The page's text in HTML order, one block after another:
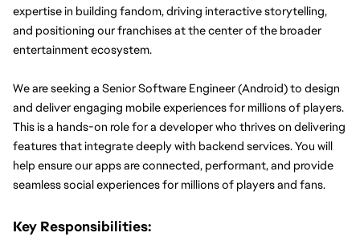
expertise in building fandom, driving interactive storytelling,
and positioning our franchises at the center of the broader
entertainment ecosystem.
We are seeking a Senior Software Engineer (Android) to design
and deliver engaging mobile experiences for millions of players.
This is a hands-on role for a developer who thrives on delivering
features that integrate deeply with backend services. You will
help ensure our apps are connected, performant, and provide
seamless social experiences for millions of players and fans.
Key Responsibilities: